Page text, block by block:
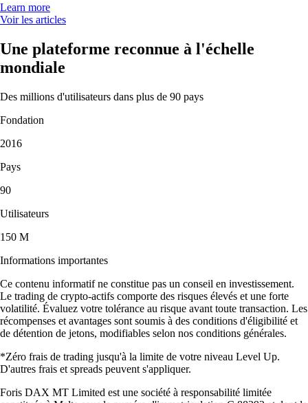
Learn more
Voir les articles
Une plateforme reconnue à l'échelle
mondiale
Des millions d'utilisateurs dans plus de 90 pays
Fondation
2016
Pays
90
Utilisateurs
150 M
Informations importantes
Ce contenu informatif ne constitue pas un conseil en investissement.
Le trading de crypto-actifs comporte des risques élevés et une forte
volatilité. Évaluez votre tolérance au risque avant toute transaction. Les
récompenses et avantages sont soumis à des conditions d'éligibilité et
de détention de jetons, modifiables selon nos conditions générales.
*Zéro frais de trading jusqu'à la limite de votre niveau Level Up.
D'autres frais et spreads peuvent s'appliquer.
Foris DAX MT Limited est une société à responsabilité limitée